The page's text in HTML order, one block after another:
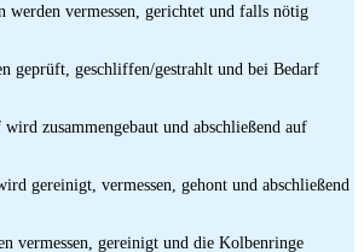
werden vermessen, gerichtet und falls nötig
geprüft, geschliffen/gestrahlt und bei Bedarf
zusammengebaut und abschließend auf
gereinigt, vermessen, gehont und abschließend
vermessen, gereinigt und die Kolbenringe